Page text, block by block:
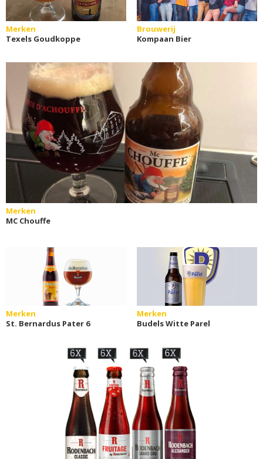
Merken
Texels Goudkoppe
Brouwerij
Kompaan Bier
Merken
MC Chouffe
Merken
St. Bernardus Pater 6
Merken
Budels Witte Parel